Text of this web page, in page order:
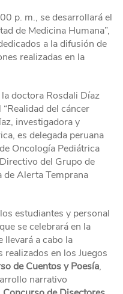
p. m., se desarrollará el
de Medicina Humana”,
a la difusión de
realizadas en la
doctora Rosdali Díaz
del cáncer
investigadora y
es delegada peruana
Oncología Pediátrica
del Grupo de
de Alerta Temprana
estudiantes y personal
se celebrará en la
llevará a cabo la
en los Juegos
de Cuentos y Poesía,
narrativo